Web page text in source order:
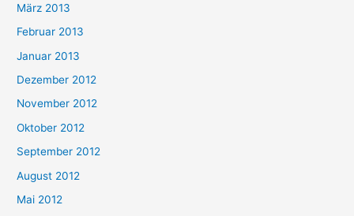
März 2013
Februar 2013
Januar 2013
Dezember 2012
November 2012
Oktober 2012
September 2012
August 2012
Mai 2012